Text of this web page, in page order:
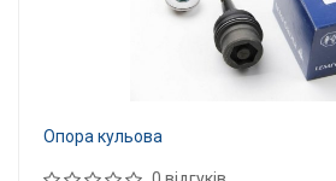
Опора кульова